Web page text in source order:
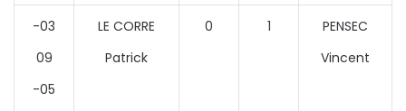
-03
09
-05
LE CORRE
Patrick
0 1
PENSEC
Vincent